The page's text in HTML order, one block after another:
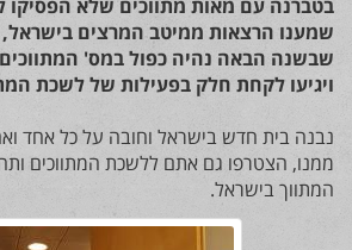
בטברנה עם מאות מתווכים שלא הפסיקו
שמענו הרצאות ממיטב המרצים בישראל,
שבשנה הבאה נהיה כפול במס'
ויגיעו לקחת חלק בפעילות של לשכת
נבנה בית חדש בישראל וחובה על כל אחד
ממנו, הצטרפו גם אתם ללשכת המתווכים
המתווך בישראל.